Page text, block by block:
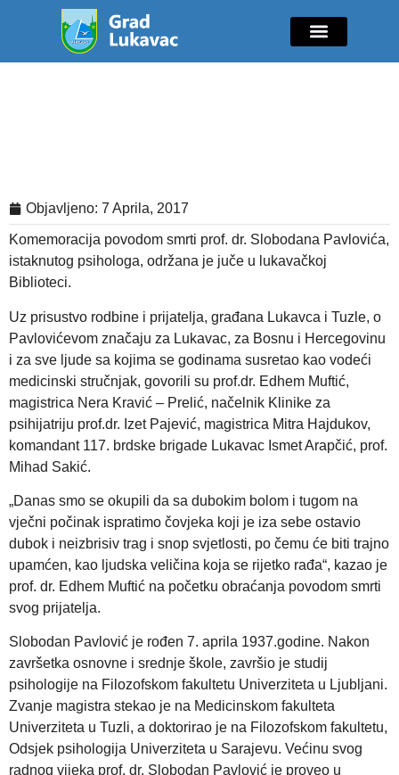
Objavljeno: 7 Aprila, 2017
Komemoracija povodom smrti prof. dr. Slobodana Pavlovića,
istaknutog psihologa, održana je juče u lukavačkoj
Biblioteci.
Uz prisustvo rodbine i prijatelja, građana Lukavca i Tuzle, o
Pavlovićevom značaju za Lukavac, za Bosnu i Hercegovinu
i za sve ljude sa kojima se godinama susretao kao vodeći
medicinski stručnjak, govorili su prof.dr. Edhem Muftić,
magistrica Nera Kravić – Prelić, načelnik Klinike za
psihijatriju prof.dr. Izet Pajević, magistrica Mitra Hajdukov,
komandant 117. brdske brigade Lukavac Ismet Arapčić, prof.
Mihad Sakić.
„Danas smo se okupili da sa dubokim bolom i tugom na
vječni počinak ispratimo čovjeka koji je iza sebe ostavio
dubok i neizbrisiv trag i snop svjetlosti, po čemu će biti trajno
upamćen, kao ljudska veličina koja se rijetko rađa“, kazao je
prof. dr. Edhem Muftić na početku obraćanja povodom smrti
svog prijatelja.
Slobodan Pavlović je rođen 7. aprila 1937.godine. Nakon
završetka osnovne i srednje škole, završio je studij
psihologije na Filozofskom fakultetu Univerziteta u Ljubljani.
Zvanje magistra stekao je na Medicinskom fakulteta
Univerziteta u Tuzli, a doktorirao je na Filozofskom fakultetu,
Odsjek psihologija Univerziteta u Sarajevu. Većinu svog
radnog vijeka prof. dr. Slobodan Pavlović je proveo u